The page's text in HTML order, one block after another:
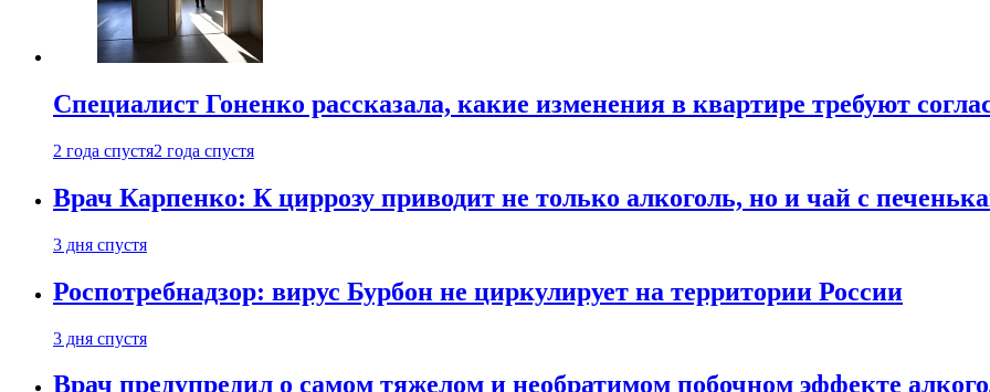
Специалист Гоненко рассказала, какие изменения в квартире требуют
2 года спустя2 года спустя
Врач Карпенко: К циррозу приводит не только алкоголь, но и чай с
3 дня спустя
Роспотребнадзор: вирус Бурбон не циркулирует на территории России
3 дня спустя
Врач предупредил о самом тяжелом и необратимом побочном эффекте